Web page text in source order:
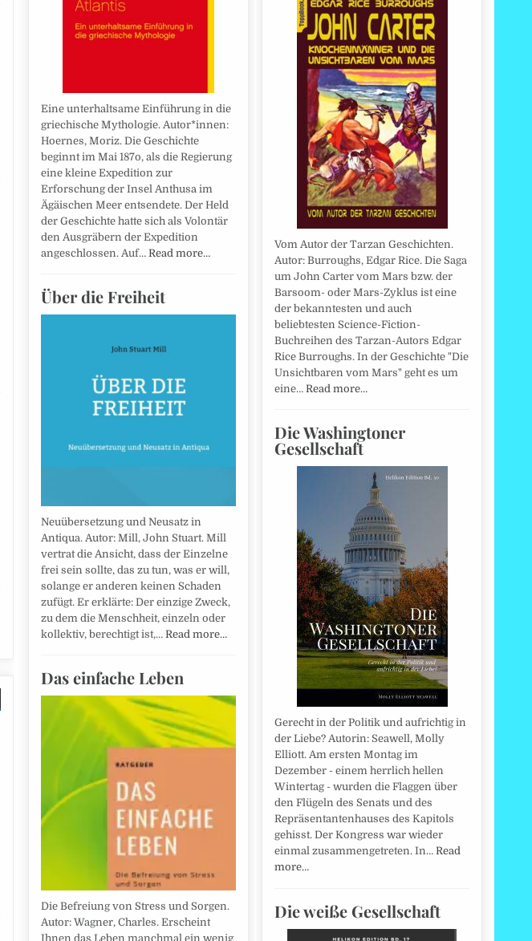
Eine unterhaltsame Einführung in die
griechische Mythologie. Autor*innen:
Hoernes, Moriz. Die Geschichte
beginnt im Mai 187o, als die Regierung
eine kleine Expedition zur
Erforschung der Insel Anthusa im
Ägäischen Meer entsendete. Der Held
der Geschichte hatte sich als Volontär
den Ausgräbern der Expedition
angeschlossen. Auf… Read more…
Über die Freiheit
Neuübersetzung und Neusatz in
Antiqua. Autor: Mill, John Stuart. Mill
vertrat die Ansicht, dass der Einzelne
frei sein sollte, das zu tun, was er will,
solange er anderen keinen Schaden
zufügt. Er erklärte: Der einzige Zweck,
zu dem die Menschheit, einzeln oder
kollektiv, berechtigt ist,… Read more…
Das einfache Leben
Die Befreiung von Stress und Sorgen.
Autor: Wagner, Charles. Erscheint
Ihnen das Leben manchmal ein wenig
Vom Autor der Tarzan Geschichten.
Autor: Burroughs, Edgar Rice. Die Saga
um John Carter vom Mars bzw. der
Barsoom- oder Mars-Zyklus ist eine
der bekanntesten und auch
beliebtesten Science-Fiction-
Buchreihen des Tarzan-Autors Edgar
Rice Burroughs. In der Geschichte "Die
Unsichtbaren vom Mars" geht es um
eine… Read more…
Die Washingtoner
Gesellschaft
Gerecht in der Politik und aufrichtig in
der Liebe? Autorin: Seawell, Molly
Elliott. Am ersten Montag im
Dezember - einem herrlich hellen
Wintertag - wurden die Flaggen über
den Flügeln des Senats und des
Repräsentantenhauses des Kapitols
gehisst. Der Kongress war wieder
einmal zusammengetreten. In… Read
more…
Die weiße Gesellschaft